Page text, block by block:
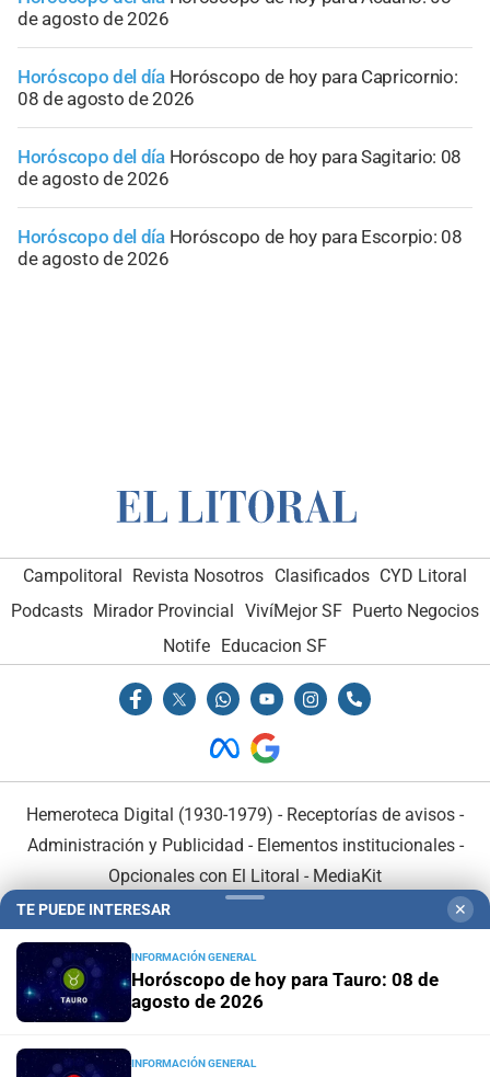
de agosto de 2026
Horóscopo del día Horóscopo de hoy para Capricornio:
08 de agosto de 2026
Horóscopo del día Horóscopo de hoy para Sagitario: 08
de agosto de 2026
Horóscopo del día Horóscopo de hoy para Escorpio: 08
de agosto de 2026
Campolitoral Revista Nosotros Clasificados CYD Litoral
Podcasts Mirador Provincial VivíMejor SF Puerto Negocios
Notife Educacion SF
Hemeroteca Digital (1930-1979) - Receptorías de avisos -
Administración y Publicidad - Elementos institucionales-
Opcionales con El Litoral - MediaKit
TE PUEDE INTERESAR ✕
INFORMACIÓN GENERAL
Horóscopo de hoy para Tauro: 08 de
agosto de 2026
INFORMACIÓN GENERAL